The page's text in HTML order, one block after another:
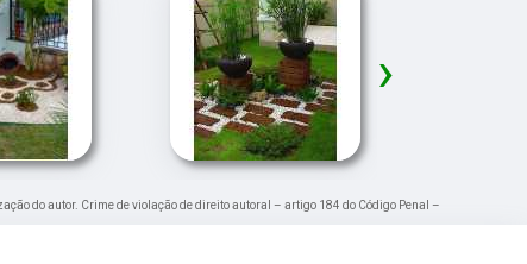
›
do autor. Crime de violação de direito autoral – artigo 184 do Código Penal –